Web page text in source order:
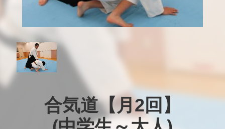
合気道【月2回】